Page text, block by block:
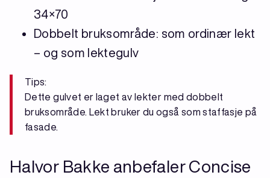
34×70
Dobbelt bruksområde: som ordinær lekt
– og som lektegulv
Tips:
Dette gulvet er laget av lekter med dobbelt
bruksområde. Lekt bruker du også som staffasje på
fasade.
Halvor Bakke anbefaler Concise